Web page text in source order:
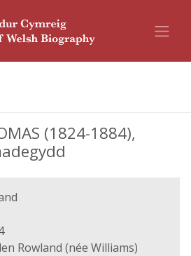
(1824-1884),
Rowland (née Williams)